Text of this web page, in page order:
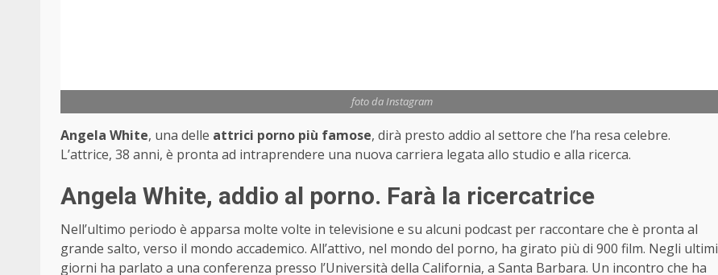
foto da Instagram
Angela White, una delle attrici porno più famose, dirà presto addio al settore che l’ha resa celebre.
L’attrice, 38 anni, è pronta ad intraprendere una nuova carriera legata allo studio e alla ricerca.
Angela White, addio al porno. Farà la ricercatrice
Nell’ultimo periodo è apparsa molte volte in televisione e su alcuni podcast per raccontare che è pronta al
grande salto, verso il mondo accademico. All’attivo, nel mondo del porno, ha girato più di 900 film. Negli ultimi
giorni ha parlato a una conferenza presso l’Università della California, a Santa Barbara. Un incontro che ha